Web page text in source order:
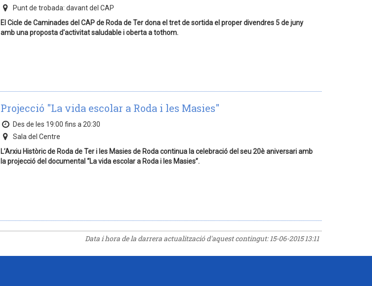
Punt de trobada: davant del CAP
El Cicle de Caminades del CAP de Roda de Ter dona el tret de sortida el proper divendres 5 de juny
amb una proposta d'activitat saludable i oberta a tothom.
Projecció "La vida escolar a Roda i les Masies"
Des de les 19:00 fins a 20:30
Sala del Centre
L’Arxiu Històric de Roda de Ter i les Masies de Roda continua la celebració del seu 20è aniversari amb
la projecció del documental “La vida escolar a Roda i les Masies”.
Data i hora de la darrera actualització d'aquest contingut:15-06-2015 13:11